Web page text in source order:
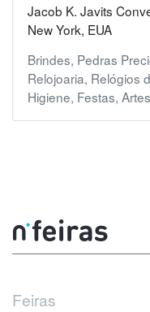
Jacob K. Javits
New York, EUA
Brindes, Pedras
Relojoaria, Relógios
Higiene, Festas,
Feiras